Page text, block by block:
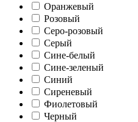
Оранжевый
Розовый
Серо-розовый
Серый
Сине-белый
Сине-зеленый
Синий
Сиреневый
Фиолетовый
Черный